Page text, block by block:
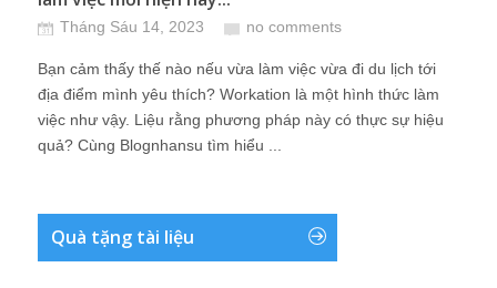
Tháng Sáu 14, 2023 no comments
Bạn cảm thấy thế nào nếu vừa làm việc vừa đi du lịch tới
địa điểm mình yêu thích? Workation là một hình thức làm
việc như vậy. Liệu rằng phương pháp này có thực sự hiệu
quả? Cùng Blognhansu tìm hiểu ...
Quà tặng tài liệu